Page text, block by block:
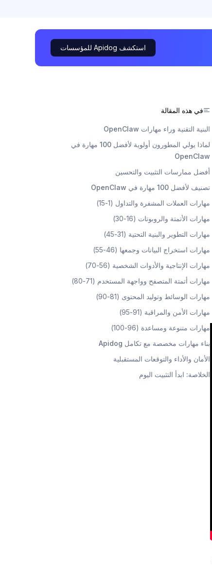
استكشف Apidog للمؤسسات
في هذه المقالة
البنية التقنية وراء مهارات OpenClaw
لماذا يولي المطورون أولوية لأفضل 100 مهارة في
OpenClaw
أفضل ممارسات التثبيت والتحسين
تصنيف لأفضل 100 مهارة في OpenClaw
مهارات العملات المشفرة والتداول (1-15)
مهارات الأتمتة والروبوتات (16-30)
مهارات التطوير والبنية التحتية (31-45)
مهارات استخراج البيانات وجمعها (46-55)
مهارات الإنتاجية والأدوات الشخصية (56-70)
مهارات أتمتة المتصفح وواجهة المستخدم (71-80)
مهارات الوسائط وتوليد المحتوى (81-90)
مهارات الأمن والمراقبة (91-95)
مهارات متنوعة ومساعدة (96-100)
بناء مهارات مخصصة مع تكامل Apidog
الأمان والأداء والتوقعات المستقبلية
الخلاصة: ابدأ التثبيت اليوم